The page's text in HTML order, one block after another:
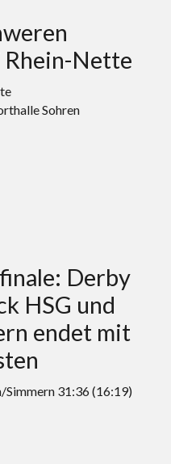
Rhein-Nette
Sohren
Derby
HSG und
endet mit
Simmern 31:36 (16:19)